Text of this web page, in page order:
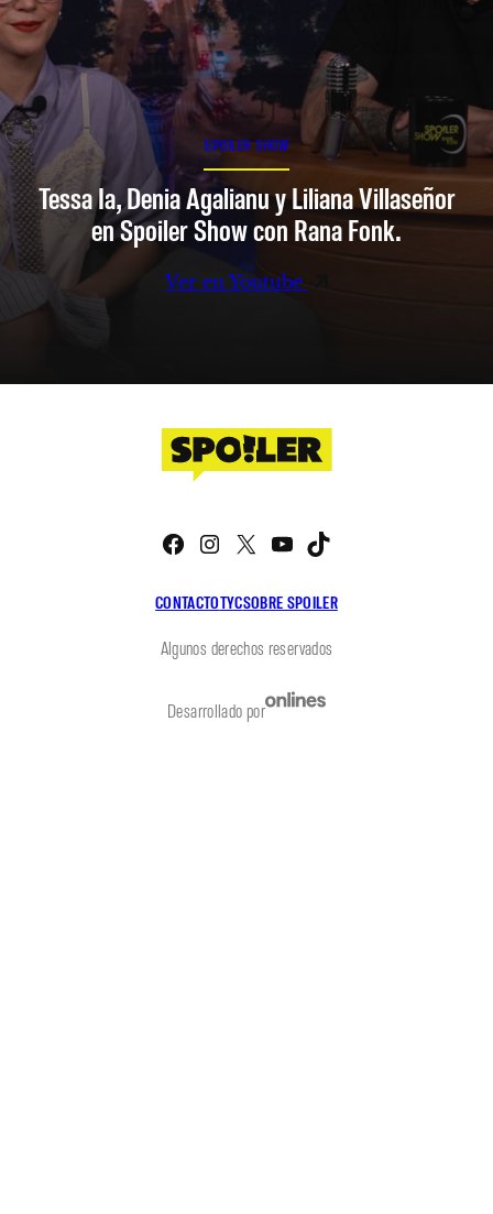
SPOILER SHOW
Tessa Ia, Denia Agalianu y Liliana Villaseñor
en Spoiler Show con Rana Fonk.
Ver en Youtube
CONTACTOTYCSOBRE SPOILER
Facebook
Instagram
X YouTube
Algunos derechos reservados
Desarrollado por